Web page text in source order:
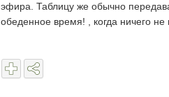
эфира. Таблицу же обычно
обеденное время! , когда ничего